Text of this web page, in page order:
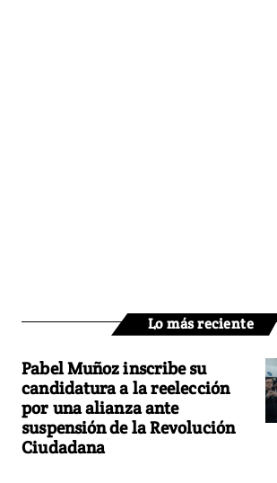
Lo más reciente
Pabel Muñoz inscribe su
candidatura a la reelección
por una alianza ante
suspensión de la Revolución
Ciudadana